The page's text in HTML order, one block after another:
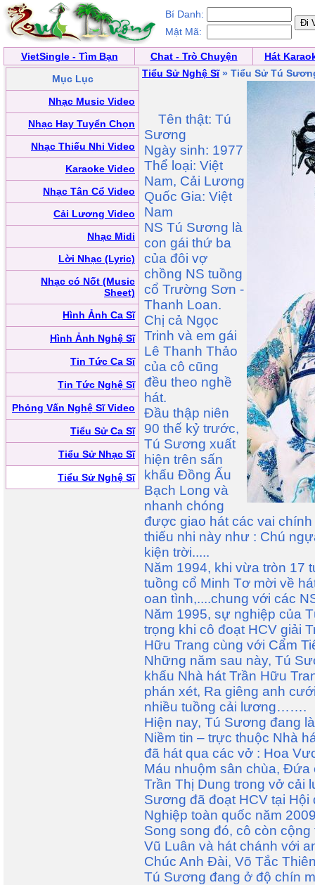
Bí Danh:
Mật Mã:
VietSingle - Tìm Bạn Chat - Trò Chuyện
Hát
Mục Lục
Nhạc Music Video
Nhạc Hay Tuyển Chọn
Nhạc Thiếu Nhi Video
Karaoke Video
Nhạc Tân Cổ Video
Cải Lương Video
Nhạc Midi
Lời Nhạc (Lyric)
Nhạc có Nốt (Music
Sheet)
Hình Ảnh Ca Sĩ
Hình Ảnh Nghệ Sĩ
Tin Tức Ca Sĩ
Tin Tức Nghệ Sĩ
Phỏng Vấn Nghệ Sĩ Video
Tiểu Sử Ca Sĩ
Tiểu Sử Nhạc Sĩ
Tiểu Sử Nghệ Sĩ
Tiểu Sử Nghệ Sĩ» Tiểu Sử Tú
Tên thật: Tú
Sương
Ngày sinh: 1977
Thể loại: Việt
Nam, Cải Lương
Quốc Gia: Việt
Nam
NS Tú Sương là
con gái thứ ba
của đôi vợ
chồng NS tuồng
cổ Trường Sơn -
Thanh Loan.
Chị cả Ngọc
Trinh và em gái
Lê Thanh Thảo
của cô cũng
đều theo nghề
hát.
Đầu thập niên
90 thế kỷ trước,
Tú Sương xuất
hiện trên sấn
khấu Đồng Ấu
Bạch Long và
nhanh chóng
được giao hát các vai
thiếu nhi này như : Chú
kiện trời.....
Năm 1994, khi vừa tròn 17
tuồng cổ Minh Tơ mời về
oan tình,....chung với các
Năm 1995, sự nghiệp của
trọng khi cô đoạt HCV giải
Hữu Trang cùng với Cẩm
Những năm sau này, Tú
khấu Nhà hát Trần Hữu
phán xét, Ra giêng anh
nhiều tuồng cải lương…….
Hiện nay, Tú Sương đang
Niềm tin – trực thuộc Nhà
đã hát qua các vở : Hoa
Máu nhuộm sân chùa,
Trần Thị Dung trong vở cải
Sương đã đoạt HCV tại
Nghiệp toàn quốc năm
Song song đó, cô còn
Vũ Luân và hát chánh với
Chúc Anh Đài, Võ Tắc
Tú Sương đang ở độ chín